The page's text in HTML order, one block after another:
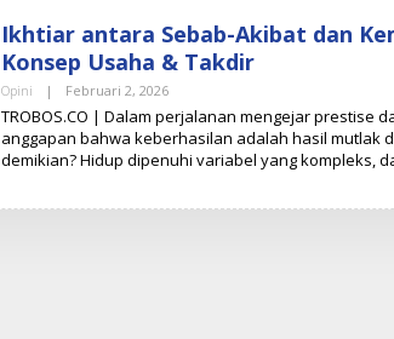
Ikhtiar antara Sebab-Akibat dan
Konsep Usaha & Takdir
Opini | Februari 2, 2026
E
H
T
R
TROBOS.CO | Dalam perjalanan mengejar prestise
anggapan bahwa keberhasilan adalah hasil mutlak
demikian? Hidup dipenuhi variabel yang kompleks,